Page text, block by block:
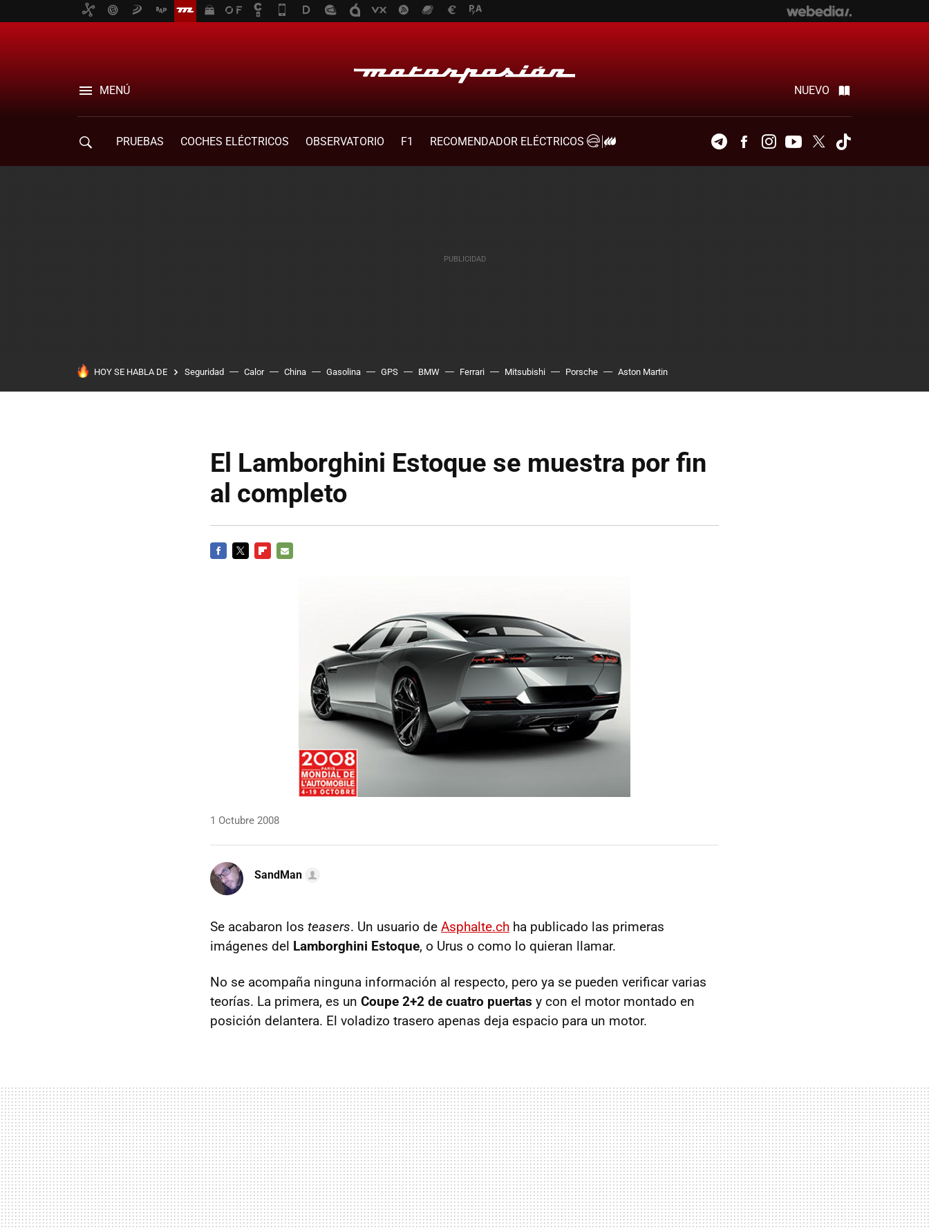
MENÚ NUEVO
PRUEBAS COCHES ELÉCTRICOS OBSERVATORIO F1
RECOMENDADOR ELÉCTRICOS
TelegramFacebookInstagramYoutubeTwitter
HOY SE HABLA DE Seguridad Calor China Gasolina GPS BMW Ferrari Mitsubishi Porsche Aston Martin
El Lamborghini Estoque se muestra por fin
al completo
1 Octubre 2008
SandMan
Se acabaron los teasers. Un usuario de Asphalte.ch ha publicado las primeras
imágenes del Lamborghini Estoque, o Urus o como lo quieran llamar.
No se acompaña ninguna información al respecto, pero ya se pueden verificar varias
teorías. La primera, es un Coupe 2+2 de cuatro puertas y con el motor montado en
posición delantera. El voladizo trasero apenas deja espacio para un motor.